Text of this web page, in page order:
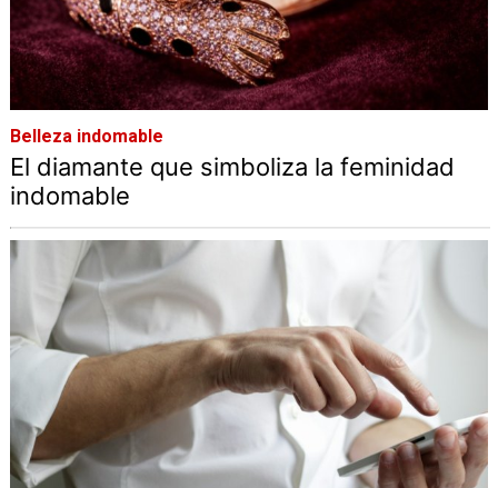
Belleza indomable
El diamante que simboliza la feminidad
indomable